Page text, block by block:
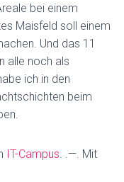
bei einem
Maisfeld soll einem
Und das 11
alle noch als
ich in den
beim
IT-Campus . .—. Mit